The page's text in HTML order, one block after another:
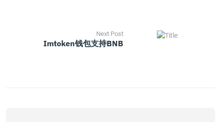
Next Post
Imtoken钱包支持BNB